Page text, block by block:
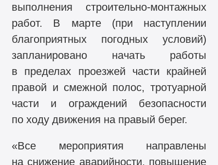
выполнения строительно-монтажных
работ. В марте (при наступлении
благоприятных погодных условий)
запланировано начать работы
в пределах проезжей части крайней
правой и смежной полос, тротуарной
части и ограждений безопасности
по ходу движения на правый берег.
«Все мероприятия направлены
на снижение аварийности, повышение